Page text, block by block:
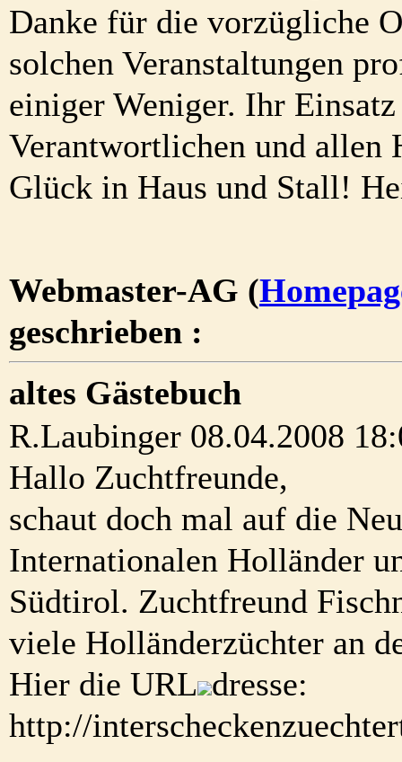
Danke für die vorzügliche
solchen Veranstaltungen
einiger Weniger. Ihr
Verantwortlichen und allen
Glück in Haus und Stall!
Webmaster-AG (
geschrieben :
altes Gästebuch
R.Laubinger 08.04.2008
Hallo Zuchtfreunde,
schaut doch mal auf die
Internationalen Holländer
Südtirol. Zuchtfreund
viele Holländerzüchter an
Hier die URL dresse:
http://